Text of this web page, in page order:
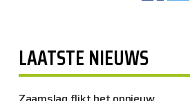
LAATSTE NIEUWS